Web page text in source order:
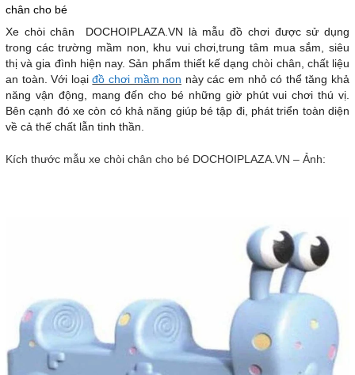
chân cho bé
Xe chòi chân DOCHOIPLAZA.VN là mẫu đồ chơi được sử dụng
trong các trường mầm non, khu vui chơi,trung tâm mua sắm, siêu
thị và gia đình hiện nay. Sản phẩm thiết kế dạng chòi chân, chất liệu
an toàn. Với loạiđồ chơi mầm non này các em nhỏ có thể tăng khả
năng vận động, mang đến cho bé những giờ phút vui chơi thú vị.
Bên cạnh đó xe còn có khả năng giúp bé tập đi, phát triển toàn diện
về cả thế chất lẫn tinh thần.
Kích thước mẫu xe chòi chân cho bé DOCHOIPLAZA.VN – Ảnh: